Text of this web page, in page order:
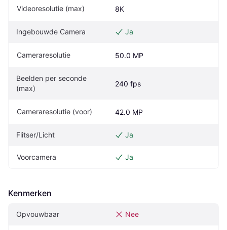
Videoresolutie (max) 8K
Ingebouwde Camera Ja
Cameraresolutie 50.0 MP
Beelden per seconde
(max)
240 fps
Cameraresolutie (voor) 42.0 MP
Flitser/Licht Ja
Voorcamera Ja
Kenmerken
Opvouwbaar Nee